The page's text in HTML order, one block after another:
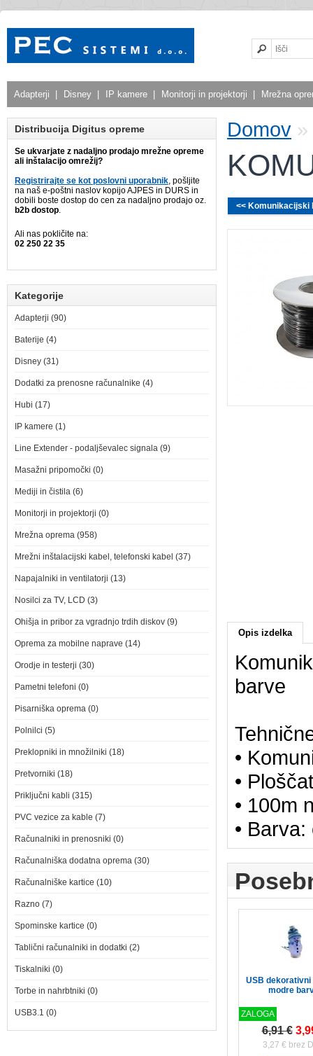
Adapterji Disney IP kamere Monitorji in projektorji Mrežna
Distribucija Digitus opreme
Se ukvarjate z nadaljno prodajo mrežne opreme
ali inštalacijo omrežij?
Registrirajte se kot poslovni uporabnik, pošljite
na naš e-poštni naslov kopijo AJPES in DURS in
dobili boste dostop do cen za nadaljno prodajo oz.
b2b dostop.
Ali nas pokličite na:
02 250 22 35
Kategorije
Adapterji (90)
Baterije (4)
Disney (31)
Dodatki za prenosne računalnike (4)
Hubi (17)
IP kamere (1)
Line Extender - podaljševalec signala (9)
Masažni pripomočki (0)
Mediji in čistila (6)
Monitorji in projektorji (0)
Mrežna oprema (958)
Mrežni inštalacijski kabel, telefonski kabel (37)
Napajalniki in ventilatorji (13)
Nosilci za TV, LCD (3)
Ohišja in pribor za vgradnjo trdih diskov (9)
Oprema za mobilne naprave (14)
Orodje in testerji (30)
Pametni telefoni (0)
Pisarniška oprema (0)
Polnilci (5)
Preklopniki in množilniki (18)
Pretvorniki (18)
Priključni kabli (315)
PVC vezice za kable (7)
Računalniki in prenosniki (0)
Računalniška dodatna oprema (30)
Računalniške kartice (10)
Razno (7)
Spominske kartice (0)
Tablični računalniki in dodatki (2)
Tiskalniki (0)
Torbe in nahrbtniki (0)
USB3.1 (0)
Domov »
<< Komunikacijski
Opis izdelka
barve
•
•
• 100m
•
USB dekorativni
modre
ZALOGA
6,91 €
3,27 € brez